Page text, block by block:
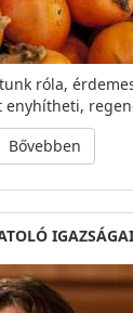
róla,
enyhítheti,
Bővebben